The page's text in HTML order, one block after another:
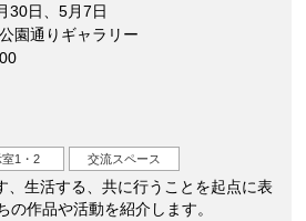
30日、5月7日
園通りギャラリー
室1・2 交流スペース
、生活する、共に行うことを起点に表
の作品や活動を紹介します。